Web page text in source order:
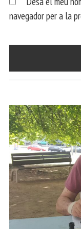
navegador per a la